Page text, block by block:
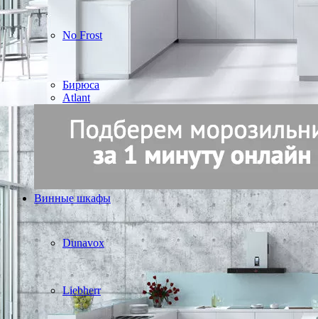
No Frost
Бирюса
Atlant
Винные шкафы
Dunavox
Liebherr